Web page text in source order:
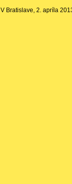
V Bratislave, 2. apríla